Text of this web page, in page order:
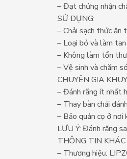
– Đạt chứng nhận
SỬ DỤNG:
– Chải sạch thức ăn
– Loại bỏ và làm
– Không làm tổn
– Vệ sinh và chăm
CHUYÊN GIA
– Đánh răng ít nhất
– Thay bàn chải
– Bảo quản cọ ở
LƯU Ý: Đánh răng
THÔNG TIN KHÁC
– Thương hiệu: